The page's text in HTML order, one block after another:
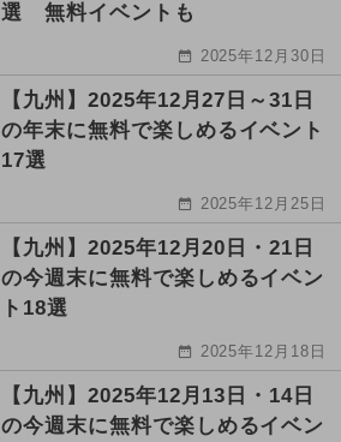
選 無料イベントも
2025年12月30日
【九州】2025年12月27日～31日
の年末に無料で楽しめるイベント
17選
2025年12月25日
【九州】2025年12月20日・21日
の今週末に無料で楽しめるイベン
ト18選
2025年12月18日
【九州】2025年12月13日・14日
の今週末に無料で楽しめるイベン